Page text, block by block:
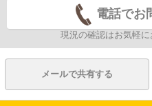
電話でお
現況の確認はお気軽に
メールで共有する